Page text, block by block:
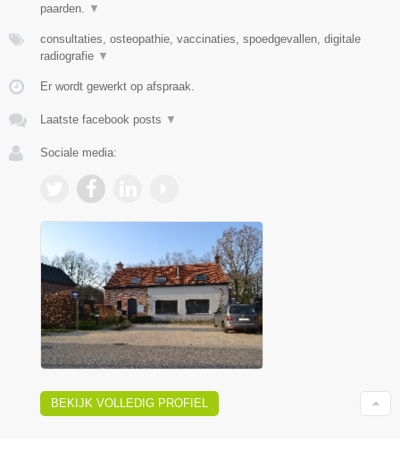
paarden.
▼
consultaties, osteopathie, vaccinaties, spoedgevallen, digitale
radiografie ▼
Er wordt gewerkt op afspraak.
Laatste facebook posts ▼
Sociale media:
BEKIJK VOLLEDIG PROFIEL